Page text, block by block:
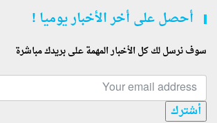
أحصل على أخر الأخبار يوميا !
سوف نرسل لك كل الأخبار المهمة على بريدك مباشرة
أشترك